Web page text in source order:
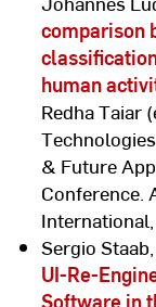
comparison
human
Redha Taiar
& Future
Conference.
Sergio
UI-Re-
Software in